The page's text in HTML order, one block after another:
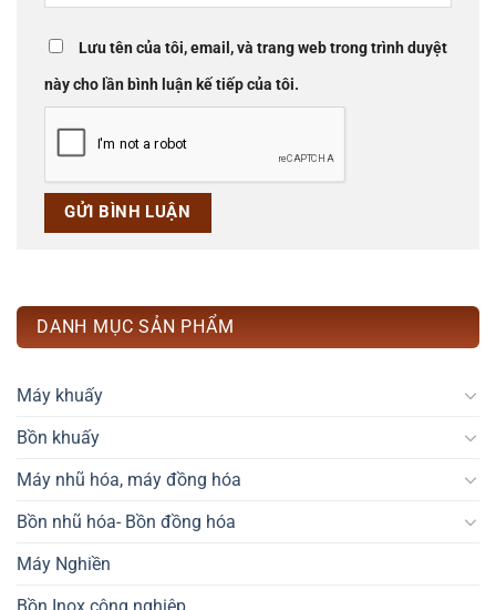
Lưu tên của tôi, email, và trang web trong trình duyệt
này cho lần bình luận kế tiếp của tôi.
DANH MỤC SẢN PHẨM
Máy khuấy
Bồn khuấy
Máy nhũ hóa, máy đồng hóa
Bồn nhũ hóa- Bồn đồng hóa
Máy Nghiền